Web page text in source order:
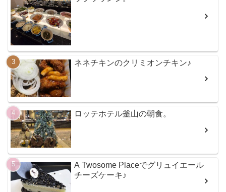
ネネチキンのクリミオンチキン♪
ロッテホテル釜山の朝食。
A Twosome Placeでグリュイエール
チーズケーキ♪